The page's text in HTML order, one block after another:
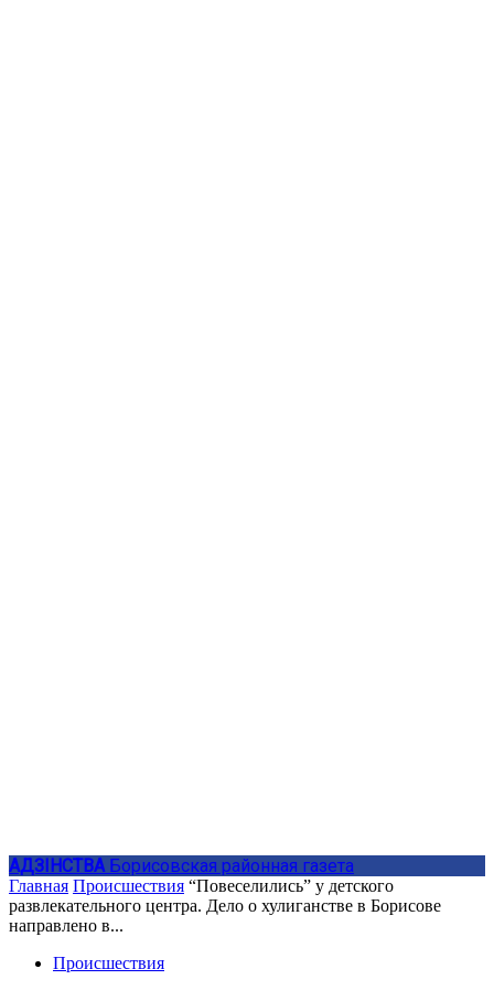
АДЗIНСТВА Борисовская районная газета
Главная Происшествия “Повеселились” у детского
развлекательного центра. Дело о хулиганстве в Борисове
направлено в...
Происшествия